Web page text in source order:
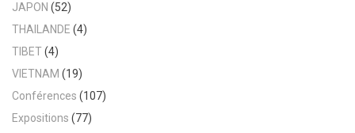
JAPON (52)
THAILANDE (4)
TIBET(4)
VIETNAM (19)
Conférences (107)
Expositions (77)